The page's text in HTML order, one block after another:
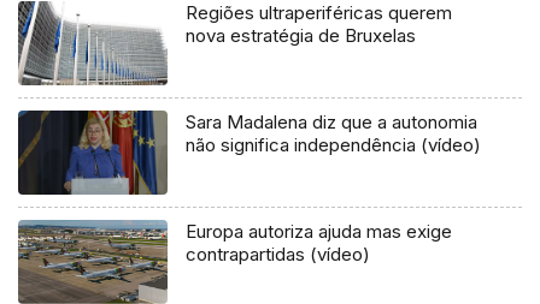
Regiões ultraperiféricas querem
nova estratégia de Bruxelas
Sara Madalena diz que a autonomia
não significa independência (vídeo)
Europa autoriza ajuda mas exige
contrapartidas (vídeo)